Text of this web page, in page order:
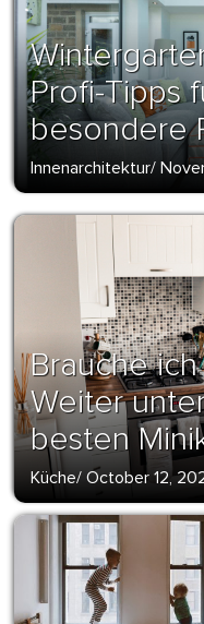
Profi-Tipps
besondere
Innenarchitektur/
Brauche
Weiter
besten
Küche/ October 12,